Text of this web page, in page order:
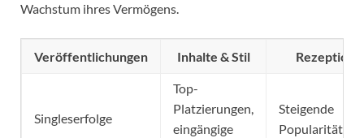
Wachstum ihres Vermögens.
Veröffentlichungen Inhalte & Stil Rezeption
Singleserfolge
Top-
Platzierungen,
eingängige
Steigende
Popularität